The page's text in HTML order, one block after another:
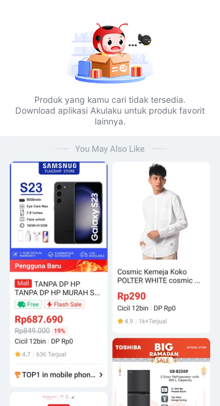
Produk yang kamu cari tidak tersedia.
Download aplikasi Akulaku untuk produk favorit
lainnya.